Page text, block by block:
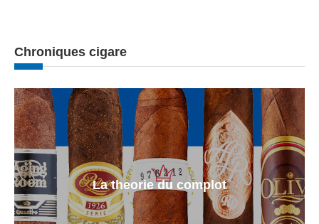
Chroniques cigare
La theorie du complot